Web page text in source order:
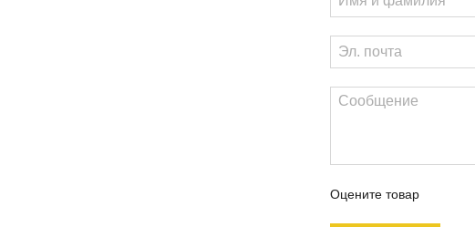
Оцените товар